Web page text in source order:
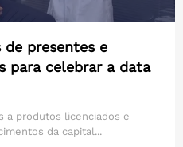
de presentes e
para celebrar a data
a produtos licenciados e
da capital...